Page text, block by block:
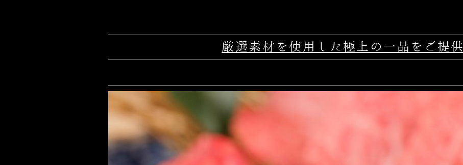
厳選素材を使用した極上の一品をご提供